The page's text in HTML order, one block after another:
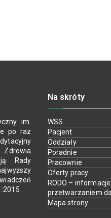
im.
po raz
Rady
Na skróty
WSS
Pacjent
Oddziały
Poradnie
Pracownie
Oferty pracy
RODO –
przetwarzaniem
Mapa strony